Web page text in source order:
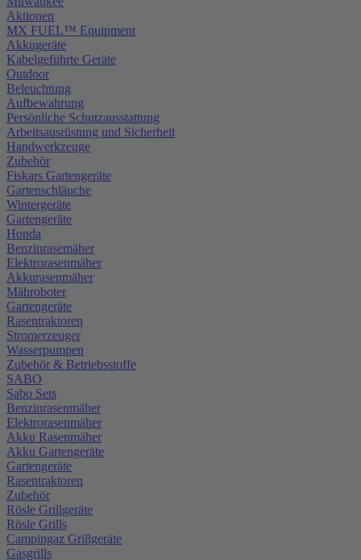
Aktionen
MX FUEL™ Equipment
Akkugeräte
Kabelgeführte Geräte
Outdoor
Beleuchtung
Aufbewahrung
Persönliche Schutzausstattung
Arbeitsausrüstung und Sicherheit
Handwerkzeuge
Zubehör
Fiskars Gartengeräte
Gartenschläuche
Wintergeräte
Gartengeräte
Honda
Benzinrasemäher
Elektrorasenmäher
Akkurasenmäher
Mähroboter
Gartengeräte
Rasentraktoren
Stromerzeuger
Wasserpumpen
Zubehör & Betriebsstoffe
SABO
Sabo Sets
Benzinrasenmäher
Elektrorasenmäher
Akku Rasenmäher
Akku Gartengeräte
Gartengeräte
Rasentraktoren
Zubehör
Rösle Grillgeräte
Rösle Grills
Campingaz Grillgeräte
Gasgrills